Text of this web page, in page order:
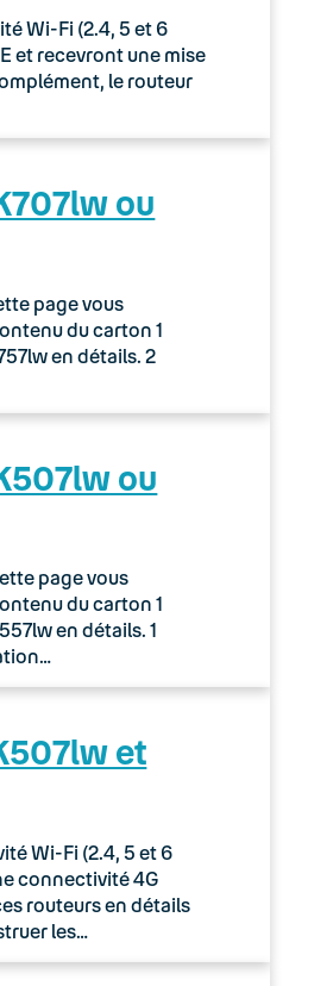
Wi-Fi (2.4, 5 et 6
et recevront une mise
le routeur
ou
page vous
du carton 1
en détails. 2
ou
page vous
du carton 1
en détails. 1
et
Wi-Fi (2.4, 5 et 6
connectivité 4G
routeurs en détails
les…